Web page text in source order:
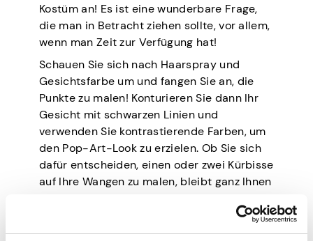
Kostüm an! Es ist eine wunderbare Frage,
die man in Betracht ziehen sollte, vor allem,
wenn man Zeit zur Verfügung hat!
Schauen Sie sich nach Haarspray und
Gesichtsfarbe um und fangen Sie an, die
Punkte zu malen! Konturieren Sie dann Ihr
Gesicht mit schwarzen Linien und
verwenden Sie kontrastierende Farben, um
den Pop-Art-Look zu erzielen. Ob Sie sich
dafür entscheiden, einen oder zwei Kürbisse
auf Ihre Wangen zu malen, bleibt ganz Ihnen